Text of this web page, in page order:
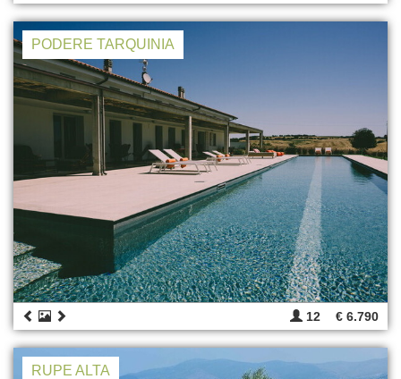
PODERE TARQUINIA
12 € 6.790
RUPE ALTA